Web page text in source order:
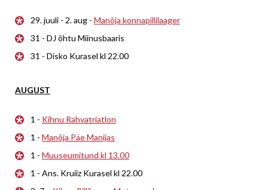
29. juuli - 2. aug - Manõja konnapillilaager
31 - DJ õhtu Miinusbaaris
31 - Disko Kurasel kl 22.00
AUGUST
1 - Kihnu Rahvatriatlon
1 - Manõja Päe Manijas
1 - Muuseumitund kl 13.00
1 - Ans. Kruiiz Kurasel kl 22.00